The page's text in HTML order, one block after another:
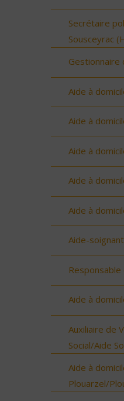
Secrétaire
Sousceyrac
Gestionnaire
Aide à
Aide à
Aide à
Aide à
Aide à
Aide-
Aide à
Auxiliaire de
Social/Aide
Aide à
Plouarzel/